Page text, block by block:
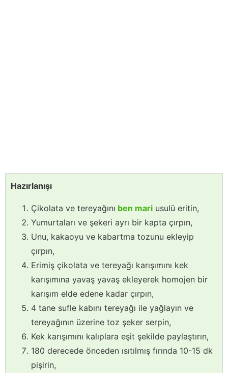
Hazırlanışı
Çikolata ve tereyağını ben mari usulü eritin,
Yumurtaları ve şekeri ayrı bir kapta çırpın,
Unu, kakaoyu ve kabartma tozunu ekleyip
çırpın,
Erimiş çikolata ve tereyağı karışımını kek
karışımına yavaş yavaş ekleyerek homojen bir
karışım elde edene kadar çırpın,
4 tane sufle kabını tereyağı ile yağlayın ve
tereyağının üzerine toz şeker serpin,
Kek karışımını kalıplara eşit şekilde paylaştırın,
180 derecede önceden ısıtılmış fırında 10-15 dk
pişirin,